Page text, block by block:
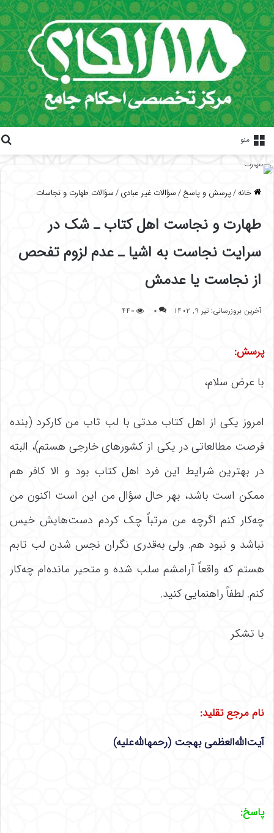
منو
خانه/پرسش و پاسخ/سؤالات غیر عبادی/سؤالات طهارت و نجاسات
طهارت و نجاست اهل کتاب ـ شک در
سرایت نجاست به اشیا ـ عدم لزوم تفحص
از نجاست یا عدمش
آخرین بروزرسانی: تیر ۹, ۱۴۰۲ ۰ ۴۴۰
پرسش:
با عرض سلام،
امروز یکی از اهل کتاب مدتی با لب تاب من کارکرد (بنده
فرصت مطالعاتی در یکی از کشورهای خارجی هستم)، البته
در بهترین شرایط این فرد اهل کتاب بود و الا کافر هم
ممکن است باشد، بهر حال سؤال من این است اکنون من
چه‌کار کنم اگرچه من مرتباً چک کردم دست‌هایش خیس
نباشد و نبود هم. ولی به‌قدری نگران نجس شدن لب تابم
هستم که واقعاً آرامشم سلب شده و متحیر مانده‌ام چه‌کار
کنم. لطفاً راهنمایی کنید.
با تشکر
نام مرجع تقلید:
آیت‌الله‌العظمی بهجت (رحمهالله‌علیه)
پاسخ: